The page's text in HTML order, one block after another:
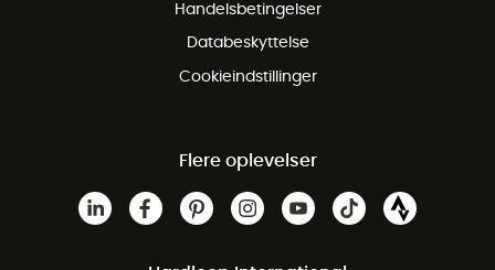
Handelsbetingelser
Databeskyttelse
Cookieindstillinger
Flere oplevelser